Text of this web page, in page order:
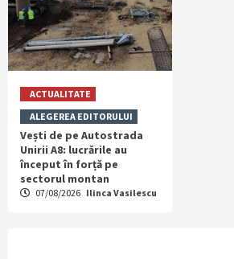
ACTUALITATE
ALEGEREA EDITORULUI
Vești de pe Autostrada
Unirii A8: lucrările au
început în forță pe
sectorul montan
07/08/2026 Ilinca Vasilescu